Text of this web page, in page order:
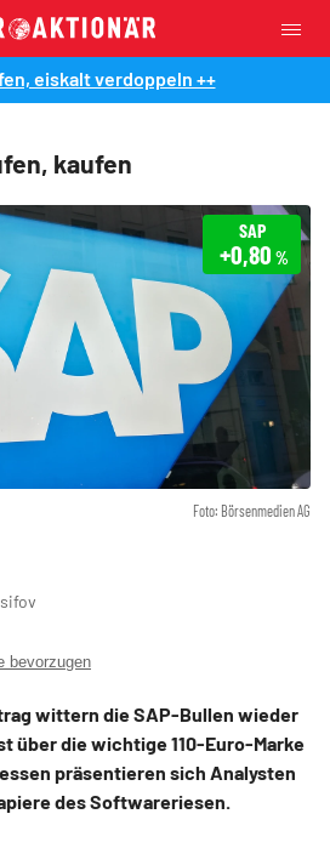
eiskalt verdoppeln ++
kaufen
Foto: Börsenmedien AG
SAP
+0,80 %
bevorzugen
wittern die SAP-Bullen wieder
über die wichtige 110-Euro-Marke
präsentieren sich Analysten
des Softwareriesen.